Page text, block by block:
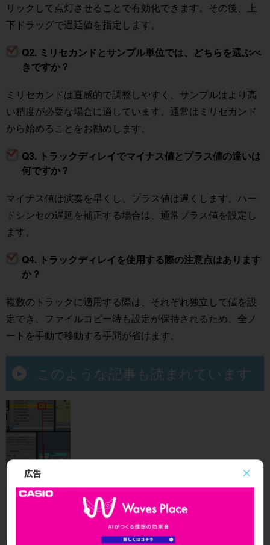
広告
リックして点灯させることで有効化できます。その後、上
下ドラッグで遅延値を指定します。
Q2. ミリセカンドとサンプル単位では、どちらを選ぶべ
きですか？
ミリセカンドは直感的で調整しやすく、サンプルはより高
い精度が必要な場合に適しています。通常はミリセカンド
から始めることをお勧めします。
Q3. トラックディレイでマイナス値とプラス値の違いは
何ですか？
マイナス値は演奏を早くし、プラス値は遅くします。ハー
ドシンセの遅延を補正する場合は、通常プラス値を設定し
ます。
Q4. トラックディレイを使用する際の注意点はあります
か？
複数のトラックに適用する際は、それぞれ独立して値を設
定でき、ファイルコピー時も設定が保持されるため、全ノ
ートを手動で移動する手間が省けます。
このような記事も読まれています
Liveに備わっている様々な「グルーブプリセット」をコ
ントロールすることで、打ち込みフレーズの「タイミン
グ」「ベロシティ」「長さ」が自動調整されます。